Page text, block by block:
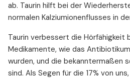
ab. Taurin hilft bei der
normalen Kalziumionenflusses in
Taurin verbessert die Hörfähigkeit
Medikamente, wie das
wurden, und die bekanntermaßen
sind. Als Segen für die 17% von